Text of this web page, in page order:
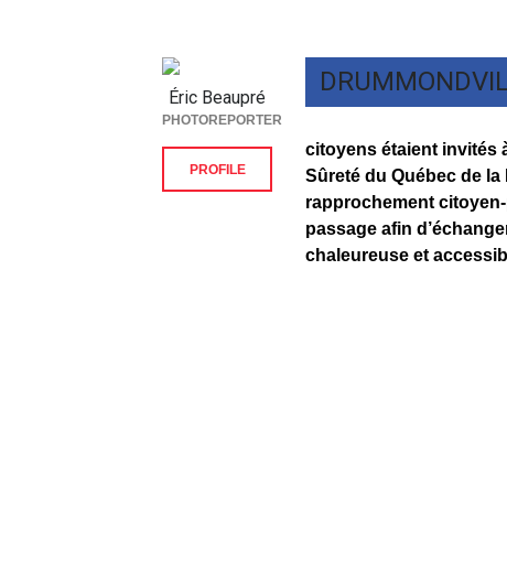
citoyens étaient invités
Sûreté du Québec de la
rapprochement
passage afin
chaleureuse et
Éric Beaupré
PHOTOREPORTER
PROFILE